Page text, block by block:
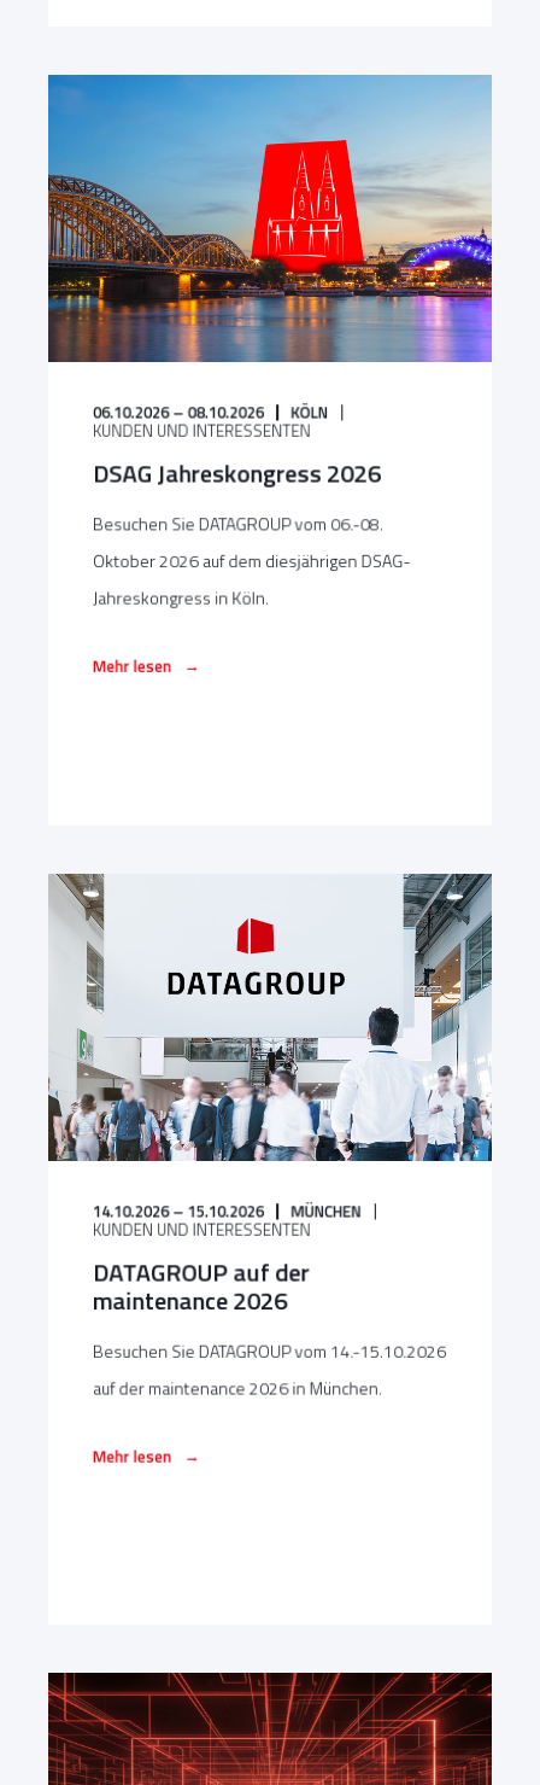
06.10.2026 – 08.10.2026 KÖLN
KUNDEN UND INTERESSENTEN
DSAG Jahreskongress 2026
Besuchen Sie DATAGROUP vom 06.-08.
Oktober 2026 auf dem diesjährigen DSAG-
Jahreskongress in Köln.
Mehr lesen →
14.10.2026 – 15.10.2026 MÜNCHEN
KUNDEN UND INTERESSENTEN
DATAGROUP auf der
maintenance 2026
Besuchen Sie DATAGROUP vom 14.-15.10.2026
auf der maintenance 2026 in München.
Mehr lesen →